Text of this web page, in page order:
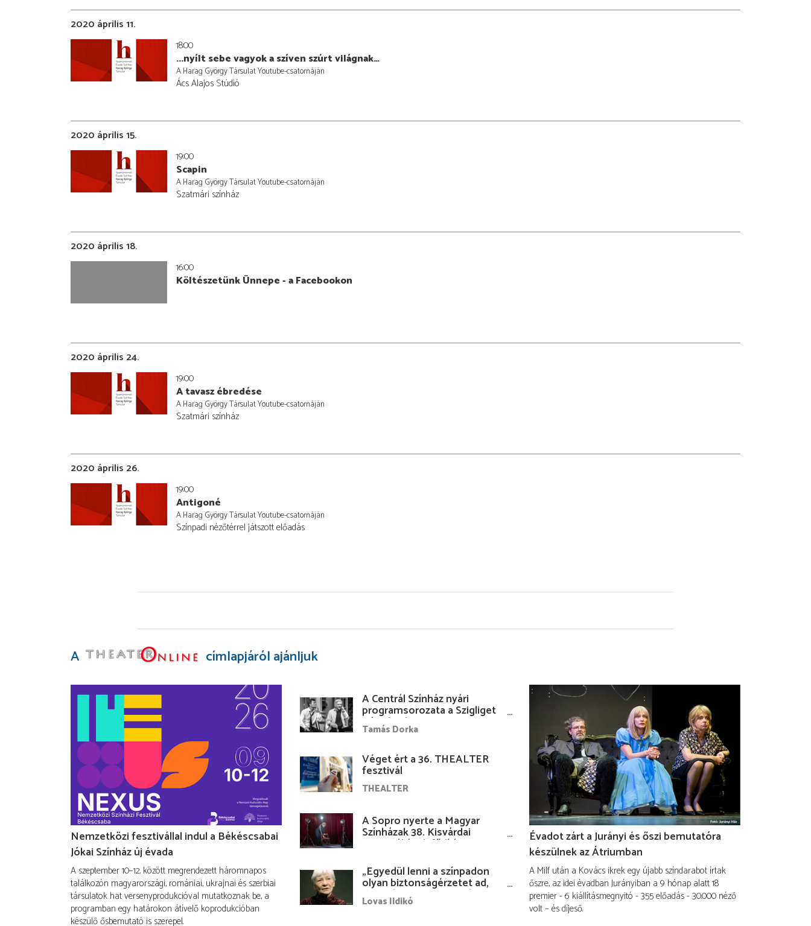
2020 április 11.
18:00
...nyílt sebe vagyok a szíven szúrt világnak…
A Harag György Társulat Youtube-csatornáján
Ács Alajos Stúdió
2020 április 15.
19:00
Scapin
A Harag György Társulat Youtube-csatornáján
Szatmári színház
2020 április 18.
16:00
Költészetünk Ünnepe - a Facebookon
2020 április 24.
19:00
A tavasz ébredése
A Harag György Társulat Youtube-csatornáján
Szatmári színház
2020 április 26.
19:00
Antigoné
A Harag György Társulat Youtube-csatornáján
Színpadi nézőtérrel játszott előadás
A címlapjáról ajánljuk
Nemzetközi fesztivállal indul a Békéscsabai
Jókai Színház új évada
A szeptember 10–12. között megrendezett háromnapos
találkozón magyarországi, romániai, ukrajnai és szerbiai
társulatok hat versenyprodukcióval mutatkoznak be, a
programban egy határokon átívelő koprodukcióban
készülő ősbemutató is szerepel.
A Centrál Színház nyári
programsorozata a Szigliget
Várudvarban
Tamás Dorka
Véget ért a 36. THEALTER
fesztivál
THEALTER
A Sopro nyerte a Magyar
Színházak 38. Kisvárdai
Fesztiváljának fődíját
„Egyedül lenni a színpadon
olyan biztonságérzetet ad,
hogy lám, mindenki más
nélkül is megvagyok
Lovas Ildikó
Évadot zárt a Jurányi és őszi bemutatóra
készülnek az Átriumban
A Milf után a Kovács ikrek egy újabb színdarabot írtak
őszre, az idei évadban Jurányiban a 9 hónap alatt 18
premier - 6 kiállításmegnyitó - 355 előadás - 30.000 néző
volt – és díjeső.